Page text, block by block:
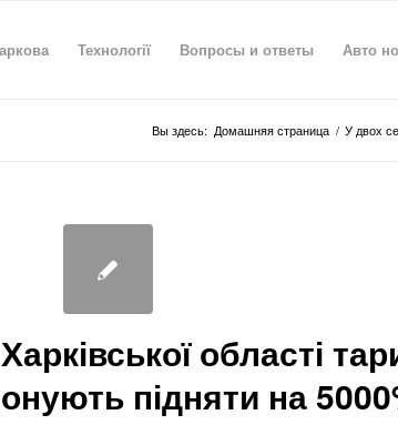
Технології Вопросы и ответы Авто
Вы здесь: Домашняя страница / У двох
області
підняти на